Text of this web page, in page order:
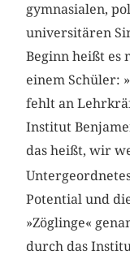
gymnasialen,
universitären
Beginn heißt es
einem Schüler:
fehlt an
Institut
das heißt, wir
Potential und
»Zöglinge«
durch das